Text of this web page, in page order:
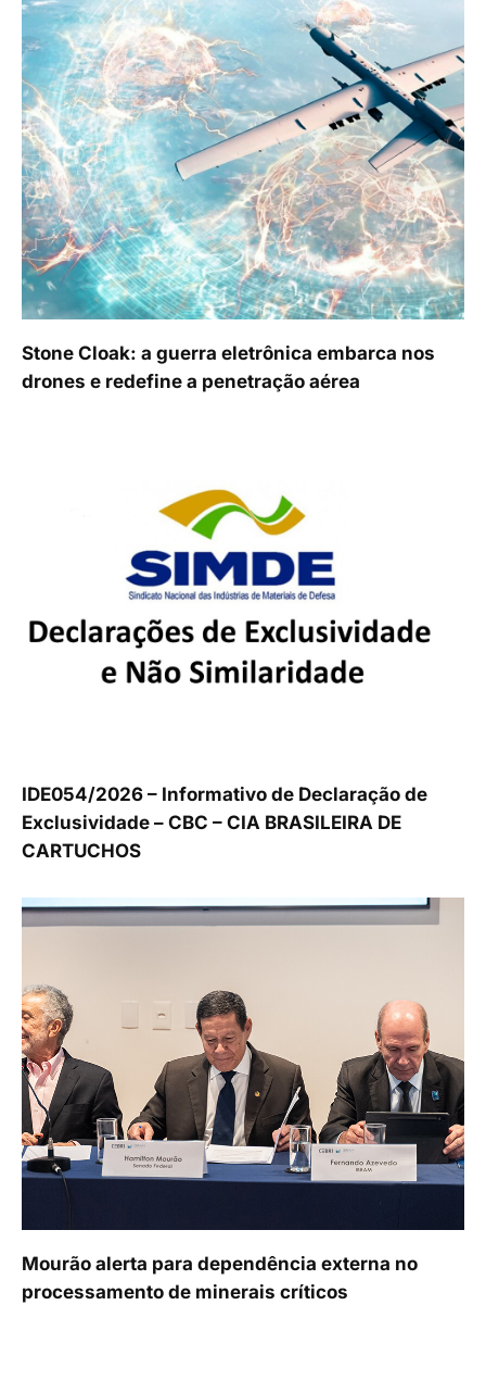
Stone Cloak: a guerra eletrônica embarca nos
drones e redefine a penetração aérea
IDE054/2026 – Informativo de Declaração de
Exclusividade – CBC – CIA BRASILEIRA DE
CARTUCHOS
Mourão alerta para dependência externa no
processamento de minerais críticos